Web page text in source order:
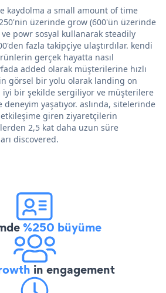
kaydolma a small amount of time
üzerinde grow (600'ün üzerinde
powr sosyal kullanarak steadily
fazla takipçiye ulaştırdılar. kendi
gerçek hayatta nasıl
added olarak müşterilerine hızlı
görsel bir yolu olarak landing on
bir şekilde sergiliyor ve müşterilere
yaşatıyor. aslında, sitelerinde
giren ziyaretçilerin
2,5 kat daha uzun süre
discovered.
%250 büyüme
in engagement